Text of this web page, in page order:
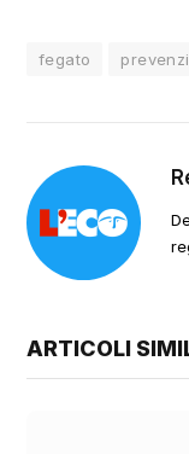
fegato
ARTICOLI